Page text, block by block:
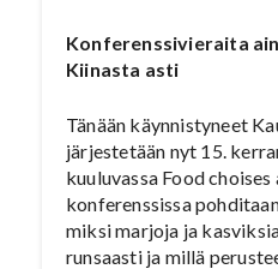
Konferenssivieraita
Kiinasta asti
Tänään käynnistyneet
järjestetään nyt 15.
kuuluvassa Food
konferenssissa
miksi marjoja ja
runsaasti ja millä